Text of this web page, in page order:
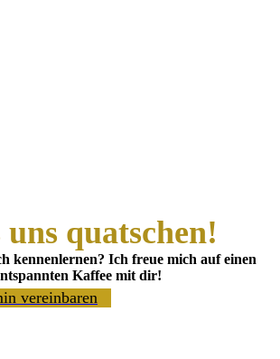
uns quatschen!
kennenlernen? Ich freue mich auf einen
Kaffee mit dir!
vereinbaren